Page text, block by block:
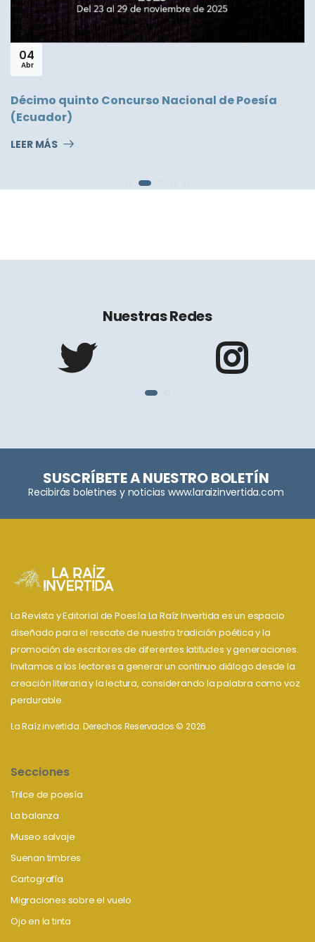
04
Abr
Décimo quinto Concurso Nacional de Poesía
(Ecuador)
LEER MÁS
Nuestras Redes
SUSCRÍBETE A NUESTRO BOLETÍN
Recibirás boletines y noticias www.laraizinvertida.com
La Revista y Editorial de Poesía La Raíz Invertida es un espacio
diseñado para el rescate de nuestra tradición poética y la
promoción de escritores de diferentes latitudes y generaciones.
Invitamos a los lectores a generar un continuo diálogo desde la
creación literaria y la lectura, considerando la palabra como voz
perdurable.
La Raíz invertida. Derechos Reservados © 2026
Secciones
Trilce de poesía
La balanza
Museo salvaje
Suenan timbres
Cartografía
Migraciones sobre el vuelo
Ojo en la tinta